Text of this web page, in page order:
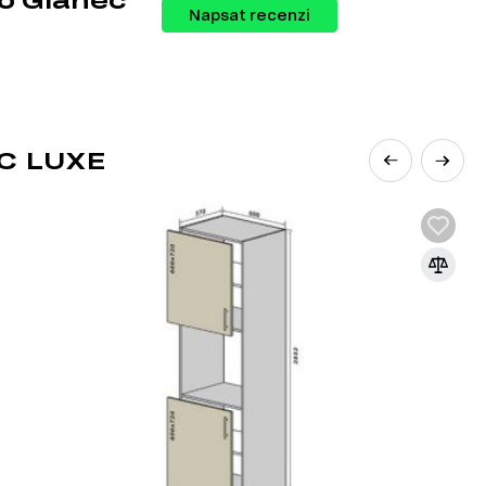
137 produktů, které zahrnují:
nábytkářském průmyslu. Vyrábí se z
a teplotou za přidání speciálních
Napsat recenzi
LUXE